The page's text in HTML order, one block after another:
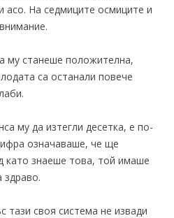
асо. На седмиците осмиците и
му станеше положителна,
са останали повече
му да изтегли десетка, е по-
означаваше, че ще
като знаеше това, той имаше
здраво.
своя система не извади